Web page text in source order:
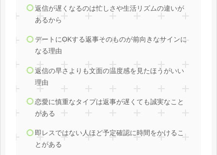
返信が遅くなるのは忙しさや生活リズムの違いが
あるから
デートにOKする返事そのものが前向きなサインに
なる理由
返信の早さよりも文面の温度感を見たほうがいい
理由
恋愛に慎重なタイプは返事が遅くても誠実なこと
がある
即レスではない人ほど予定確認に時間をかけるこ
とがある